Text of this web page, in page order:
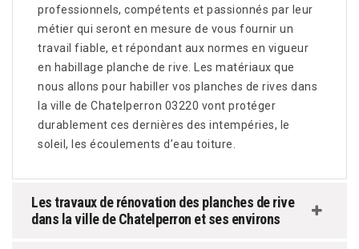
professionnels, compétents et passionnés par leur
métier qui seront en mesure de vous fournir un
travail fiable, et répondant aux normes en vigueur
en habillage planche de rive. Les matériaux que
nous allons pour habiller vos planches de rives dans
la ville de Chatelperron 03220 vont protéger
durablement ces dernières des intempéries, le
soleil, les écoulements d’eau toiture.
Les travaux de rénovation des planches de rive
dans la ville de Chatelperron et ses environs